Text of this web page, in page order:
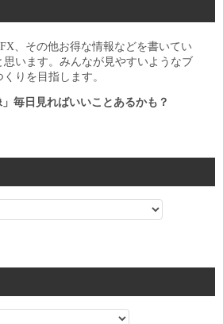
、その他お得な情報などを書いてい
思います。みんなが見やすいようなブ
くりを目指します。
毎日見ればいいことあるかも？